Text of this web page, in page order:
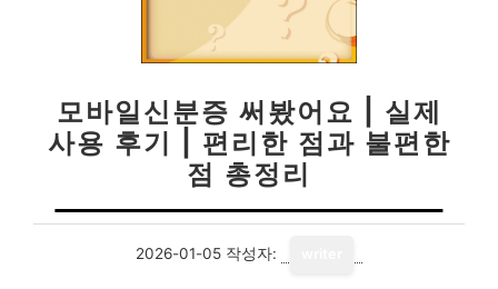
모바일신분증 써봤어요 | 실제
사용 후기 | 편리한 점과 불편한
점 총정리
2026-01-05 작성자: